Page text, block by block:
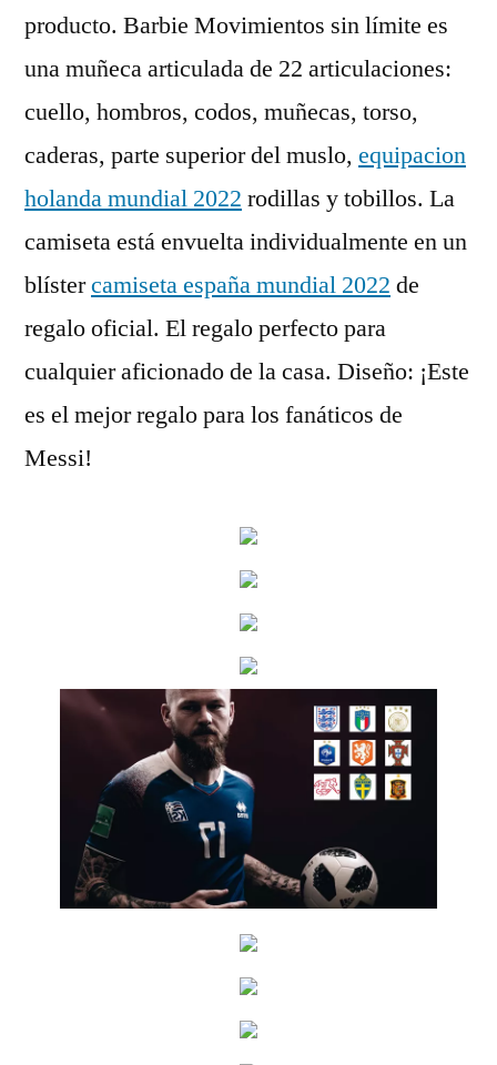
producto. Barbie Movimientos sin límite es
una muñeca articulada de 22 articulaciones:
cuello, hombros, codos, muñecas, torso,
caderas, parte superior del muslo, equipacion
holanda mundial 2022 rodillas y tobillos. La
camiseta está envuelta individualmente en un
blístercamiseta españa mundial 2022 de
regalo oficial. El regalo perfecto para
cualquier aficionado de la casa. Diseño: ¡Este
es el mejor regalo para los fanáticos de
Messi!